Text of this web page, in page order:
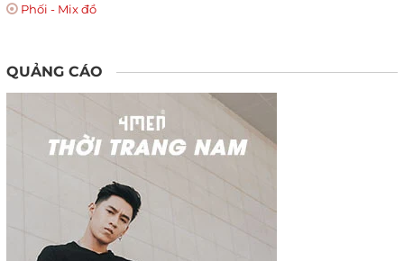
Phối - Mix đồ
QUẢNG CÁO